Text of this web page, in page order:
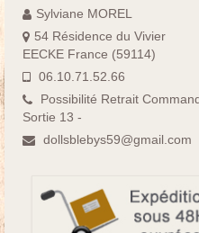
Sylviane MOREL
54 Résidence du Vivier
EECKE France (59114)
06.10.71.52.66
Possibilité Retrait
Sortie 13 -
dollsblebys59@gmail.com